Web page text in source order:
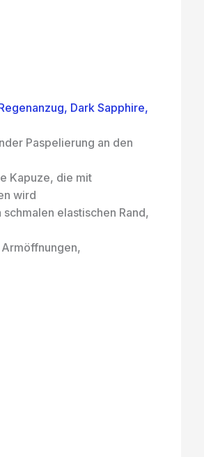
Dark Sapphire,
Paspelierung an den
Kapuze, die mit
wird
elastischen Rand,